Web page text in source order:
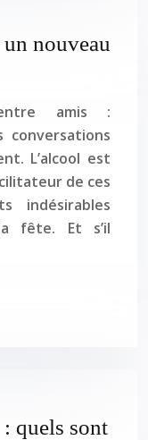
nouveau
amis :
conversations
L’alcool est
de ces
indésirables
fête. Et s’il
quels sont